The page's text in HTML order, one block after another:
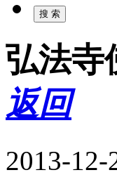
弘法寺
返回
2013-